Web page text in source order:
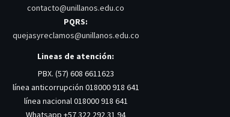
contacto@unillanos.edu.co
PQRS:
quejasyreclamos@unillanos.edu.co
Lineas de atención:
PBX. (57) 608 6611623
línea anticorrupción 018000 918 641
línea nacional 018000 918 641
Whatsapp +57 322 292 31 94